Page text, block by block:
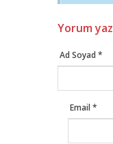
Yorum
Ad Soyad *
Email *